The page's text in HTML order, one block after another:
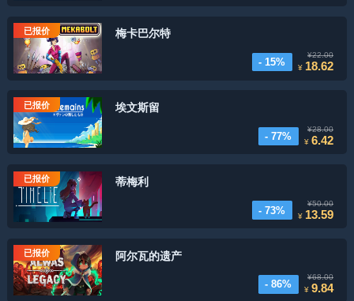
已报价 梅卡巴尔特
- 15%
¥22.00
¥ 18.62
已报价 埃文斯留
- 77%
¥28.00
¥6.42
已报价 蒂梅利
- 73%
¥50.00
¥ 13.59
已报价 阿尔瓦的遗产
- 86%
¥68.00
¥9.84